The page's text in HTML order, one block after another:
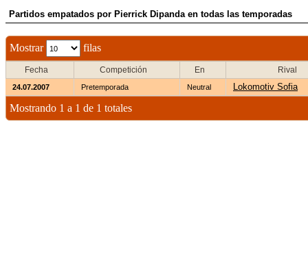
Partidos empatados por Pierrick Dipanda en todas las temporadas
Mostrar filas
Fecha Competición En Rival
24.07.2007 Pretemporada Neutral Lokomotiv Sofia
Mostrando 1 a 1 de 1 totales